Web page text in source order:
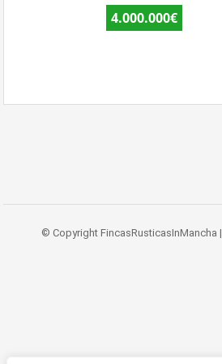
4.000.000€
© Copyright FincasRusticasInMancha |